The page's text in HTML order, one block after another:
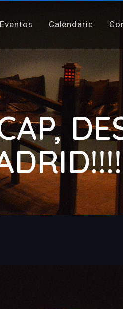
Eventos Calendario